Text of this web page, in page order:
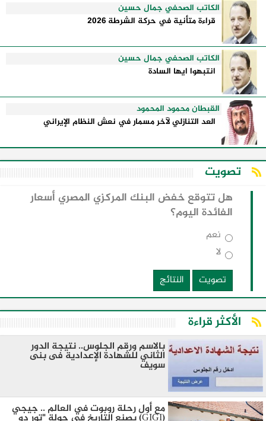
الكاتب الصحفي جمال حسين
قراءة متأنية في حركة الشرطة 2026
الكاتب الصحفي جمال حسين
انتبهوا ايها السادة
القبطان محمود المحمود
العد التنازلي لآخر مسمار في نعش النظام الإيراني
تصويت
هل تتوقع خفض البنك المركزي المصري أسعار
الفائدة اليوم؟
نعم
لا
تصويت
النتائج
الأكثر قراءة
بالاسم ورقم الجلوس.. نتيجة الدور
الثاني للشهادة الإعدادية فى بنى
سويف
مع أول رحلة روبوت في العالم .. جيجي